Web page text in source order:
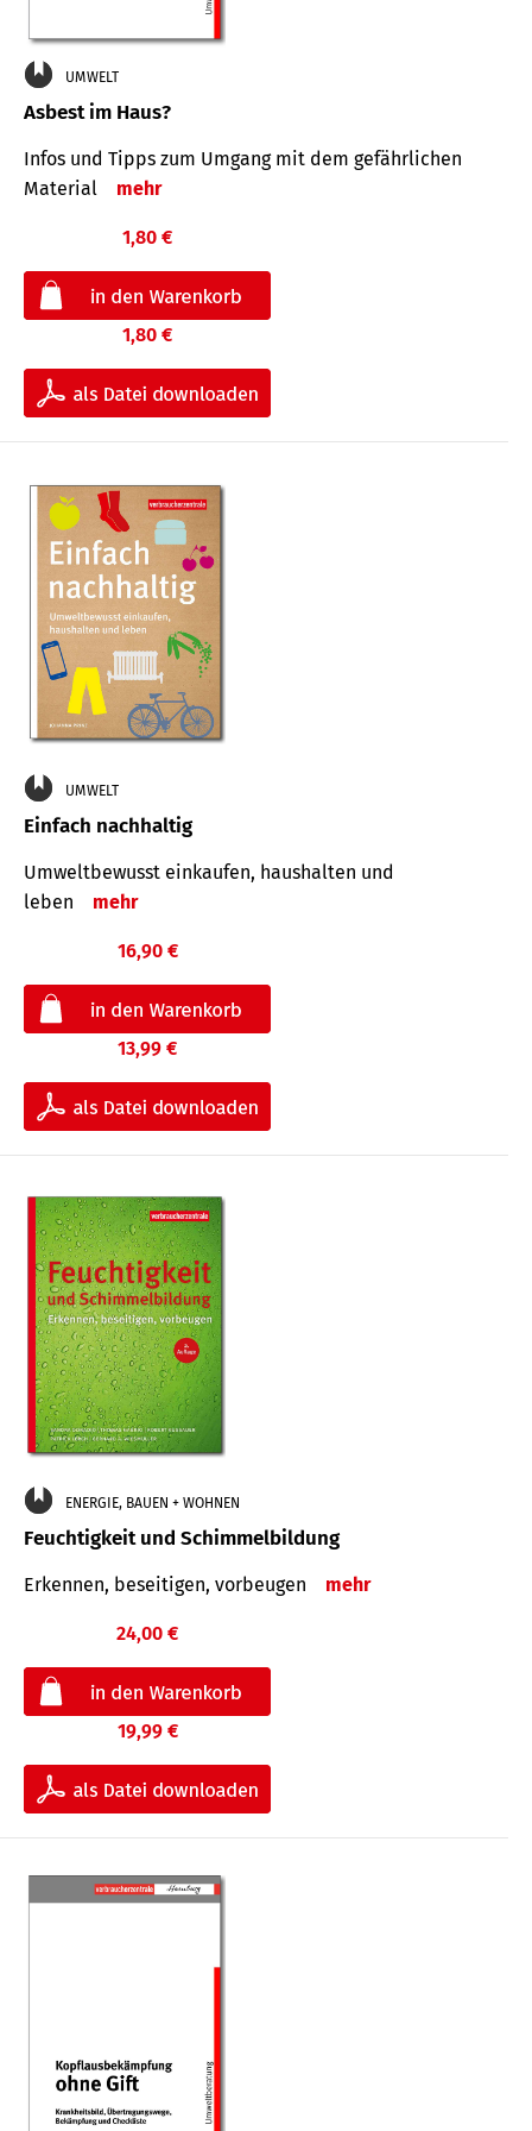
UMWELT
Asbest im Haus?
Infos und Tipps zum Um­gang mit dem ge­fähr­lichen
Mate­rial
mehr
1,80 €
1,80 €
UMWELT
Einfach nachhaltig
Umweltbewusst einkaufen, haushalten und
leben
mehr
16,90 €
13,99 €
ENERGIE, BAUEN + WOHNEN
Feuchtigkeit und Schimmelbildung
Erkennen, beseitigen, vorbeugen mehr
24,00 €
19,99 €